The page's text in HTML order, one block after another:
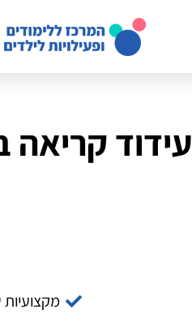
עידוד
מקצועיות